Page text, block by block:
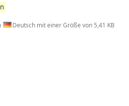
Deutsch mit einer Größe von 5,41 KB